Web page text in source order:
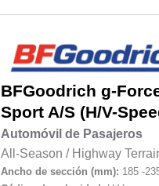
BFGoodrich g-
Sport A/S (H/V-
Automóvil de Pasajeros
All-Season / Highway
Ancho de sección (mm): 185 -